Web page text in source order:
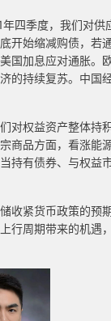
年四季度，我们对
开始缩减购债，若
国加息应对通胀。
的持续复苏。中国
对权益资产整体持
商品方面，看涨能
持有债券、与权益
收紧货币政策的预
行周期带来的机遇